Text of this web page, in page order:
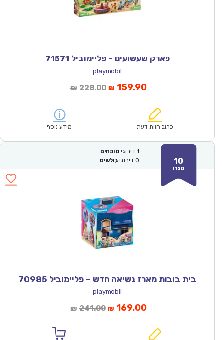
פארק שעשועים – פליימוביל 71571
playmobil
₪ 228.00המחיר
₪228.00.
₪ 159.90המחיר
הוא:
כתוב חוות דעת מידע נוסף
10
מצוין
1 דירוגי מומחים
0 דירוגי גולשים
בית בובות מארז נשיאה חדש – פליימוביל 70985
playmobil
₪ 241.00המחיר
₪ 169.00המחיר
הוא: